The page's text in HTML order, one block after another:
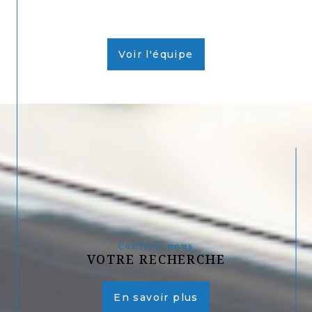
Voir l'équipe
Confiez-nous
VOTRE RECHERCHE
En savoir plus